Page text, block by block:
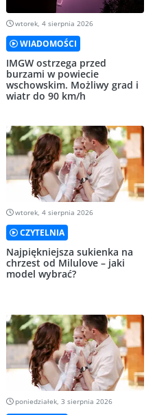
wtorek, 4 sierpnia 2026
WIADOMOŚCI
IMGW ostrzega przed
burzami w powiecie
wschowskim. Możliwy grad i
wiatr do 90 km/h
wtorek, 4 sierpnia 2026
CZYTELNIA
Najpiękniejsza sukienka na
chrzest od Milulove – jaki
model wybrać?
poniedziałek, 3 sierpnia 2026